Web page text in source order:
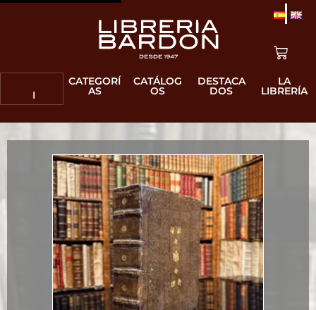
CATEGORÍ
AS
CATÁLOG
OS
DESTACA
DOS
LA
LIBRERÍA